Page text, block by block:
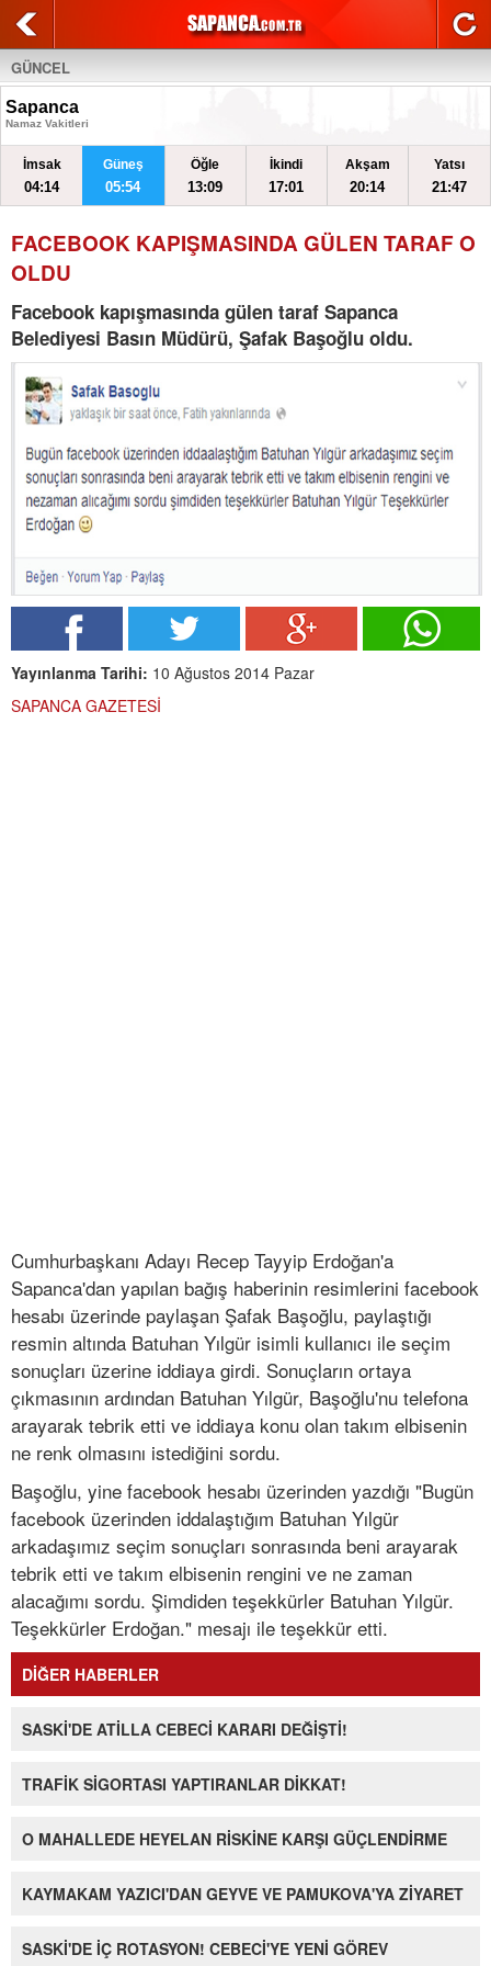
GÜNCEL
Sapanca
Namaz Vakitleri
İmsak
04:14
Güneş
05:54
Öğle
13:09
İkindi
17:01
Akşam
20:14
Yatsı
21:47
FACEBOOK KAPIŞMASINDA GÜLEN TARAF O
OLDU
Facebook kapışmasında gülen taraf Sapanca
Belediyesi Basın Müdürü, Şafak Başoğlu oldu.
Yayınlanma Tarihi: 10 Ağustos 2014 Pazar
SAPANCA GAZETESİ
Cumhurbaşkanı Adayı Recep Tayyip Erdoğan'a
Sapanca'dan yapılan bağış haberinin resimlerini facebook
hesabı üzerinde paylaşan Şafak Başoğlu, paylaştığı
resmin altında Batuhan Yılgür isimli kullanıcı ile seçim
sonuçları üzerine iddiaya girdi. Sonuçların ortaya
çıkmasının ardından Batuhan Yılgür, Başoğlu'nu telefona
arayarak tebrik etti ve iddiaya konu olan takım elbisenin
ne renk olmasını istediğini sordu.
Başoğlu, yine facebook hesabı üzerinden yazdığı "Bugün
facebook üzerinden iddalaştığım Batuhan Yılgür
arkadaşımız seçim sonuçları sonrasında beni arayarak
tebrik etti ve takım elbisenin rengini ve ne zaman
alacağımı sordu. Şimdiden teşekkürler Batuhan Yılgür.
Teşekkürler Erdoğan." mesajı ile teşekkür etti.
DİĞER HABERLER
SASKİ'DE ATİLLA CEBECİ KARARI DEĞİŞTİ!
TRAFİK SİGORTASI YAPTIRANLAR DİKKAT!
O MAHALLEDE HEYELAN RİSKİNE KARŞI GÜÇLENDİRME
KAYMAKAM YAZICI'DAN GEYVE VE PAMUKOVA'YA ZİYARET
SASKİ'DE İÇ ROTASYON! CEBECİ'YE YENİ GÖREV